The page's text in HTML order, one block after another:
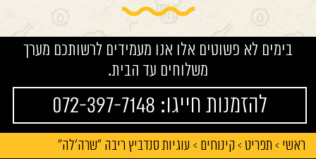
בימים לא פשוטים אלו אנו מעמידים לרשותכם מערך
משלוחים עד הבית.
להזמנות חייגו: 072-397-7148
ראשי > תפריט > קינוחים > עוגיות סנדביץ ריבה "שרה'לה"